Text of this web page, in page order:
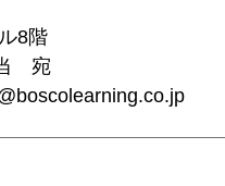
8階
当 宛